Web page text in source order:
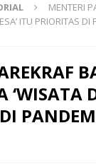
MENTERI
ITU PRIORITAS
‘WISATA